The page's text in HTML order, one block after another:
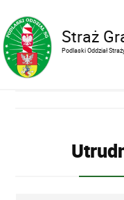
Straż
Podlaski Oddział